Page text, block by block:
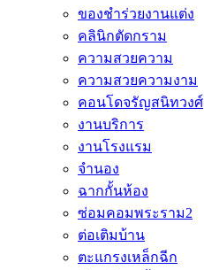
ของชำร่วยงานแต่ง
คลินิกตัดกราม
ความสวยความ
ความสวยความงาม
คอนโดจรัญสนิทวงศ์
งานบริการ
งานโรงแรม
จำนอง
ฉากกั้นห้อง
ซ่อมคอมพระราม2
ต่อเติมบ้าน
ตะแกรงเหล็กฉีก